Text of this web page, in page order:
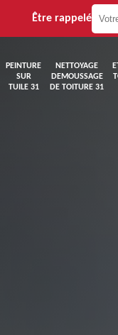
Être rappelé
PEINTURE
SUR
TUILE 31
NETTOYAGE
DEMOUSSAGE
DE TOITURE 31